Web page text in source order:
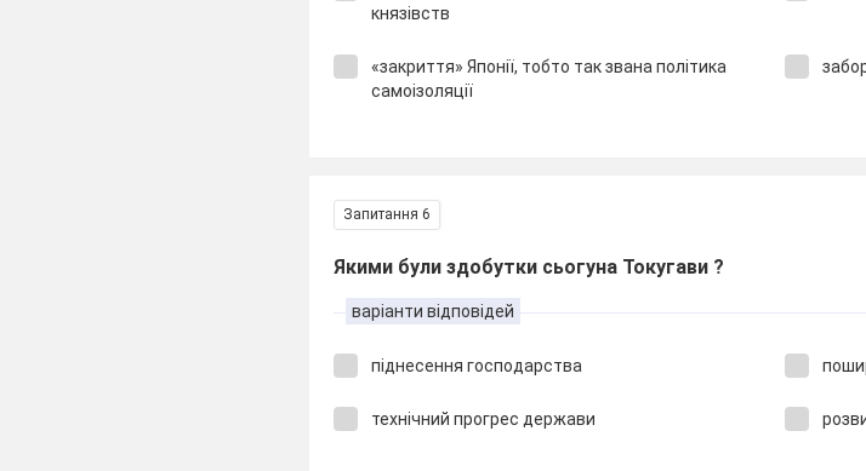
князівств
«закриття» Японії, тобто так звана політика
самоізоляції
Запитання 6
Якими були здобутки сьогуна Токугави ?
варіанти відповідей
піднесення господарства
технічний прогрес держави